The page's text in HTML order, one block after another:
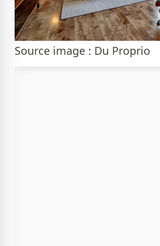
Source image : Du Proprio